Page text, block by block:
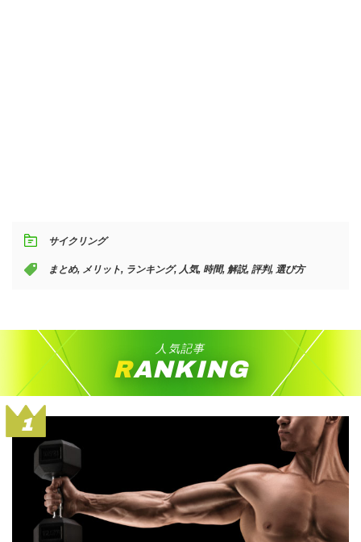
サイクリング
まとめ, メリット, ランキング, 人気, 時間, 解説, 評判, 選び方
人気記事
RANKING
1